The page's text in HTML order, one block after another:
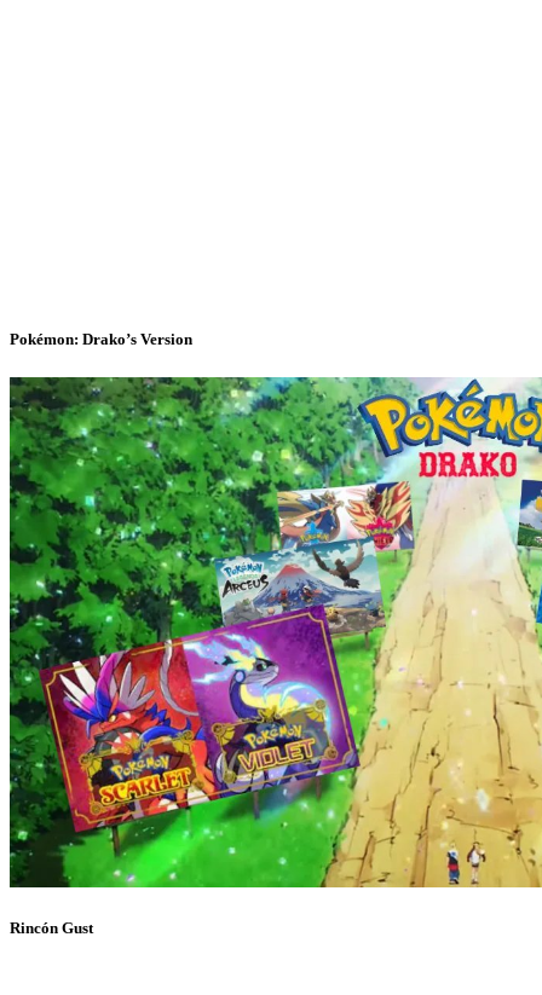
Pokémon: Drako’s Version
Rincón Gust